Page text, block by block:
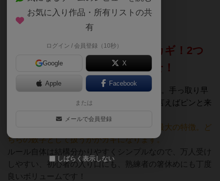
283名 2名 0 1年以上前
ダブルアクションの使い方がカギ！2つ
の顔を持つカードを使いこなせ！
先日、ボドゲカフェで5人で遊んだ感想です。手っ取り早
いイメージとしては、変則的な大富豪、と言えばピンと来
カードの上下に別の数字が書いてあるのが最大の特徴。ど
ちらの数字として扱うかがカギになります。
ルール自体は結構分かりやすくシンプルなので、万人受け
しやすい、初心者の入り口にも、熟練者の箸休めにも丁度
良いボリュームです！
お気に入り作品・所有リストの共
有
ログイン / 会員登録（10秒）
Google X
Apple Facebook
または
メールで会員登録
しばらく表示しない